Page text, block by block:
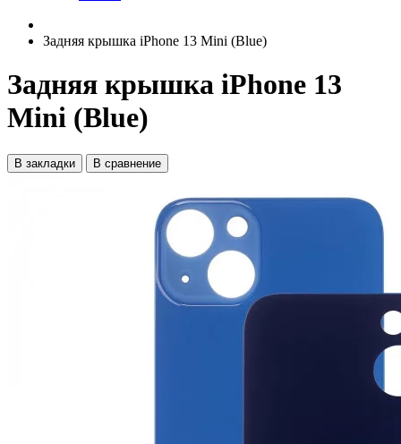
Задняя крышка iPhone 13 Mini (Blue)
Задняя крышка iPhone 13
Mini (Blue)
В закладки В сравнение